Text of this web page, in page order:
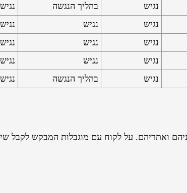
נגיש בהליך הנגשה
נגיש
נגיש נגיש
נגיש
נגיש נגיש
נגיש
נגיש נגיש
נגיש
נגיש בהליך הנגשה נגיש
ואתריהם. על לקוח עם מוגבלות המבקש לקבל